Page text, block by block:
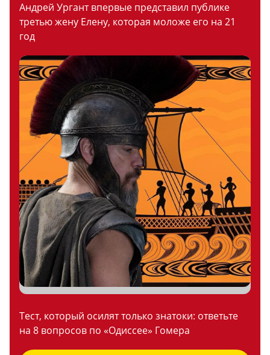
Андрей Ургант впервые представил публике
третью жену Елену, которая моложе его на 21
год
Тест, который осилят только знатоки: ответьте
на 8 вопросов по «Одиссее» Гомера